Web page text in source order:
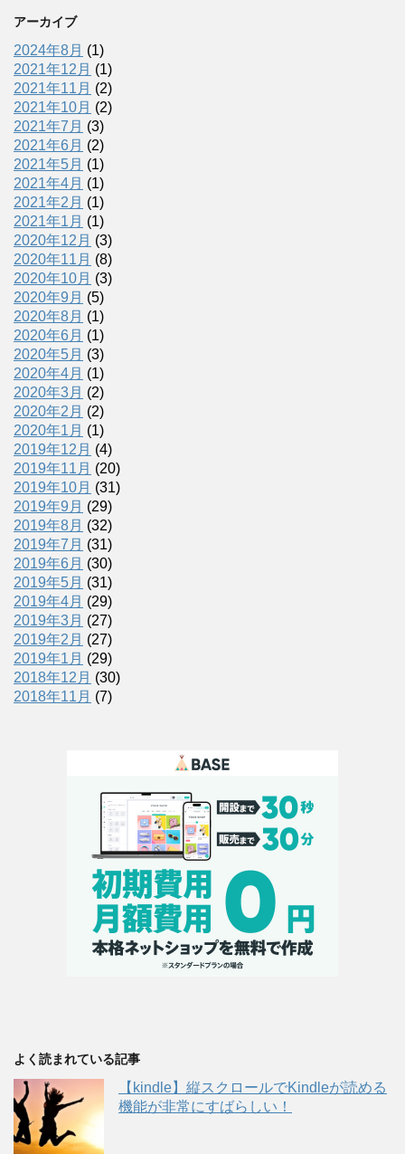
アーカイブ
2024年8月 (1)
2021年12月 (1)
2021年11月 (2)
2021年10月 (2)
2021年7月 (3)
2021年6月 (2)
2021年5月 (1)
2021年4月 (1)
2021年2月 (1)
2021年1月 (1)
2020年12月 (3)
2020年11月 (8)
2020年10月 (3)
2020年9月 (5)
2020年8月 (1)
2020年6月 (1)
2020年5月 (3)
2020年4月 (1)
2020年3月 (2)
2020年2月 (2)
2020年1月 (1)
2019年12月 (4)
2019年11月 (20)
2019年10月 (31)
2019年9月 (29)
2019年8月 (32)
2019年7月 (31)
2019年6月 (30)
2019年5月 (31)
2019年4月 (29)
2019年3月 (27)
2019年2月 (27)
2019年1月 (29)
2018年12月 (30)
2018年11月 (7)
よく読まれている記事
【kindle】縦スクロールでKindleが読める
機能が非常にすばらしい！